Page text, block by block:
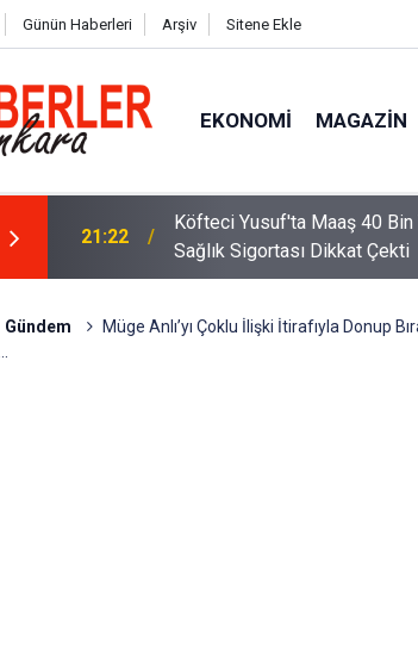
Günün Haberleri Arşiv Sitene Ekle
EKONOMI MAGAZIN
ve
12:33 Sürücüler Dikkat! Yeni
Gündem
Müge Anlı’yı Çoklu İlişki İtirafıyla Donup